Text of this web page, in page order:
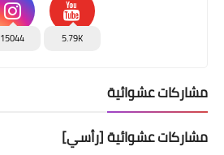
5.79K
15044
مشاركات عشوائية
مشاركات عشوائية [رأسي]